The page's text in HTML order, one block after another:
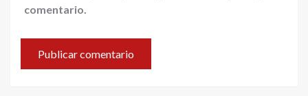
comentario.